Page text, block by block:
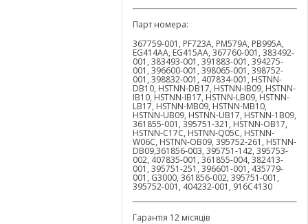
Парт номера:
367759-001, PF723A, PM579A, PB995A,
EG414AA, EG415AA, 367760-001, 383492-
001, 383493-001, 391883-001, 394275-
001, 396600-001, 398065-001, 398752-
001, 398832-001, 407834-001, HSTNN-
DB10, HSTNN-DB17, HSTNN-IB09, HSTNN-
IB10, HSTNN-IB17, HSTNN-LB09, HSTNN-
LB17, HSTNN-MB09, HSTNN-MB10,
HSTNN-UB09, HSTNN-UB17, HSTNN-1B09,
361855-001, 395751-321, HSTNN-OB17,
HSTNN-C17C, HSTNN-Q05C, HSTNN-
W06C, HSTNN-OB09, 395752-261, HSTNN-
DB09,361856-003, 395751-142, 395753-
002, 407835-001, 361855-004, 382413-
001, 395751-251, 396601-001, 435779-
001, G3000, 361856-002, 395751-001,
395752-001, 404232-001, 916C4130
Гарантія 12 місяців